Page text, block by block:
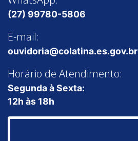
(27) 99780-5806
E-mail:
ouvidoria@colatina.es.gov.br
Horário de Atendimento:
Segunda à Sexta:
12h às 18h